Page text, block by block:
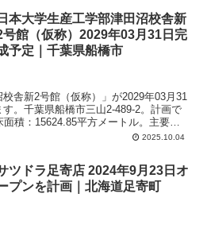
日本大学生産工学部津田沼校舎新
号館（仮称）2029年03月31日完
予定｜千葉県船橋市
校舎新2号館（仮称）」が2029年03月31
。千葉県船橋市三山2-489-2。計画で
積：15624.85平方メートル。主要用
2025.10.04
ツドラ足寄店 2024年9月23日オ
プンを計画｜北海道足寄町